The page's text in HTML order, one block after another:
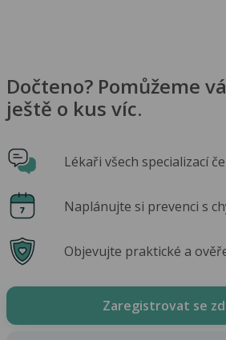
Dočteno? Pomůžeme
ještě o kus víc.
Lékaři všech specializací
Naplánujte si prevenci s
Objevujte praktické a
Zaregistrovat se